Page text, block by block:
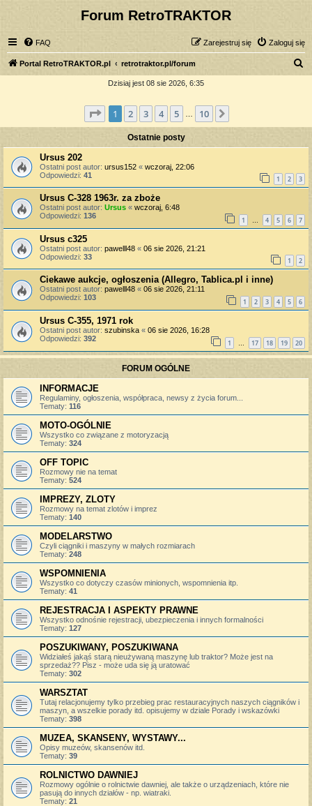
Forum RetroTRAKTOR
FAQ Zaloguj się
Zarejestruj się
Portal RetroTRAKTOR.pl retrotraktor.pl/forum
a
j
Dzisiaj jest 08 sie 2026, 6:35
Strona z10
1 2 3 4 5 10
Ostatnie posty
Ursus 202
Ostatni post autor: ursus152 « wczoraj, 22:06
Odpowiedzi: 41 1 2 3
Ursus C-328 1963r. za zboże
Ostatni post autor: Ursus « wczoraj, 6:48
Odpowiedzi: 136 1 … 4 5 6 7
Ursus c325
Ostatni post autor: pawelll48 « 06 sie 2026, 21:21
Odpowiedzi: 33 1 2
Ciekawe aukcje, ogłoszenia (Allegro, Tablica.pl i inne)
Ostatni post autor: pawelll48 « 06 sie 2026, 21:11
Odpowiedzi: 103 1 2 3 4 5 6
Ursus C-355, 1971 rok
Ostatni post autor: szubinska « 06 sie 2026, 16:28
Odpowiedzi: 392 1 … 17 18 19 20
FORUM OGÓLNE
INFORMACJE
Regulaminy, ogłoszenia, współpraca, newsy z życia forum...
Tematy: 116
MOTO-OGÓLNIE
Wszystko co związane z motoryzacją
Tematy: 324
OFF TOPIC
Rozmowy nie na temat
Tematy: 524
IMPREZY, ZLOTY
Rozmowy na temat zlotów i imprez
Tematy: 140
MODELARSTWO
Czyli ciągniki i maszyny w małych rozmiarach
Tematy: 248
WSPOMNIENIA
Wszystko co dotyczy czasów minionych, wspomnienia itp.
Tematy: 41
REJESTRACJA I ASPEKTY PRAWNE
Wszystko odnośnie rejestracji, ubezpieczenia i innych formalności
Tematy: 127
POSZUKIWANY, POSZUKIWANA
Widziałeś jakąś starą nieużywaną maszynę lub traktor? Może jest na
sprzedaż?? Pisz - może uda się ją uratować
Tematy: 302
WARSZTAT
Tutaj relacjonujemy tylko przebieg prac restauracyjnych naszych ciągników i
maszyn, a wszelkie porady itd. opisujemy w dziale Porady i wskazówki
Tematy: 398
MUZEA, SKANSENY, WYSTAWY...
Opisy muzeów, skansenów itd.
Tematy: 39
ROLNICTWO DAWNIEJ
Rozmowy ogólnie o rolnictwie dawniej, ale także o urządzeniach, które nie
pasują do innych działów - np. wiatraki.
Tematy: 21